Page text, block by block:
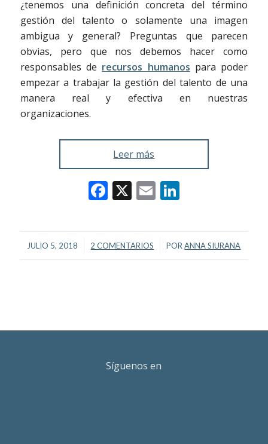
¿tenemos una definición concreta del término
gestión del talento o solamente una imagen
ambigua y general? Preguntas que parecen
obvias, pero que nos debemos hacer como
responsables de recursos humanos para poder
empezar a trabajar la gestión del talento de una
manera real y efectiva en nuestras
organizaciones.
Leer más
Facebook
X EmailLinkedIn
JULIO 5, 2018
/ 2 COMENTARIOS
/ PORANNA SIURANA
Síguenos en